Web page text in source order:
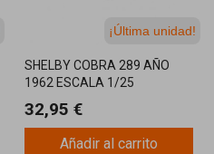
¡Última unidad!
SHELBY COBRA 289 AÑO
1962 ESCALA 1/25
32,95 €
Añadir al carrito